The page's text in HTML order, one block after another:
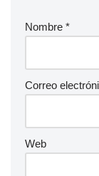
Nombre *
Correo
Web